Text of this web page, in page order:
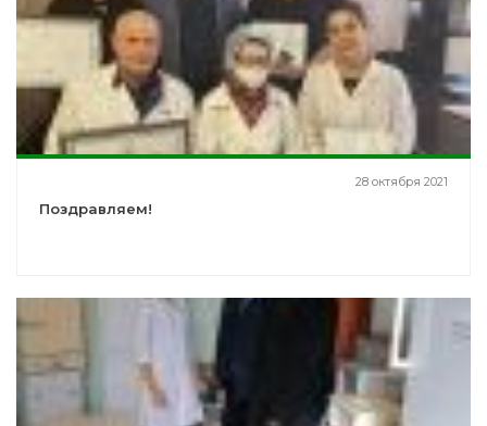
28 октября 2021
Поздравляем!